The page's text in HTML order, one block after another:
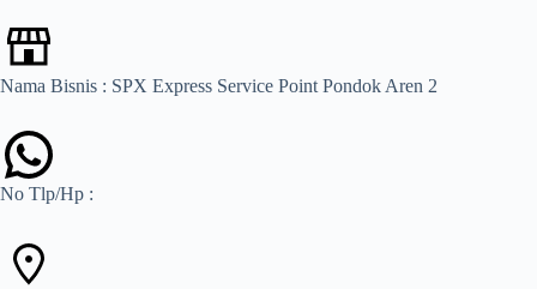
Nama Bisnis : SPX Express Service Point Pondok Aren 2
No Tlp/Hp :